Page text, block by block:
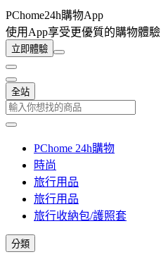
PChome24h購物App
使用App享受更優質的購物體驗
立即體驗
全站
PChome 24h購物
時尚
旅行用品
旅行用品
旅行收納包/護照套
分類